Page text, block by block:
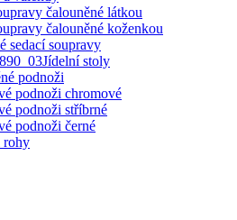
čalouněné látkou
čalouněné koženkou
sedací soupravy
Jídelní stoly
podnoži
podnoži chromové
podnoži stříbrné
podnoži černé
rohy